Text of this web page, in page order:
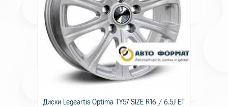
Диски Legeartis Optima TY57 SIZE R16 / 6.5J ET